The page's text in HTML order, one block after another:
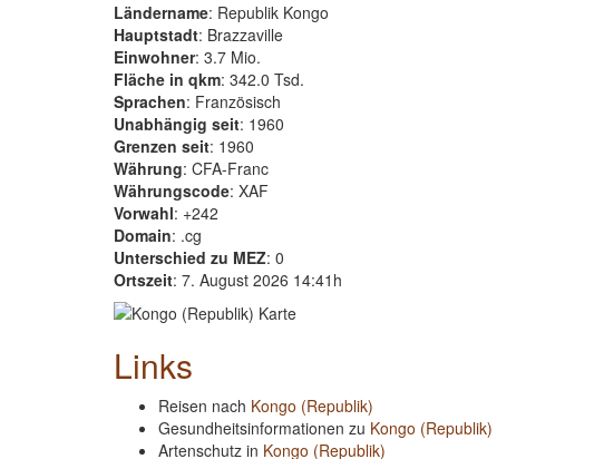
Ländername: Republik Kongo
Hauptstadt: Brazzaville
Einwohner: 3.7 Mio.
Fläche in qkm: 342.0 Tsd.
Sprachen: Französisch
Unabhängig seit: 1960
Grenzen seit: 1960
Währung: CFA-Franc
Währungscode: XAF
Vorwahl: +242
Domain: .cg
Unterschied zu MEZ: 0
Ortszeit: 7. August 2026 14:41h
Links
Reisen nach Kongo (Republik)
Gesundheitsinformationen zu Kongo (Republik)
Artenschutz in Kongo (Republik)